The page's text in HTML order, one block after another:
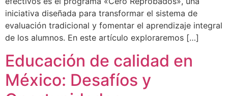
iniciativa diseñada para transformar el sistema de
evaluación tradicional y fomentar el aprendizaje integral
de los alumnos. En este artículo exploraremos […]
Educación de calidad en
México: Desafíos y